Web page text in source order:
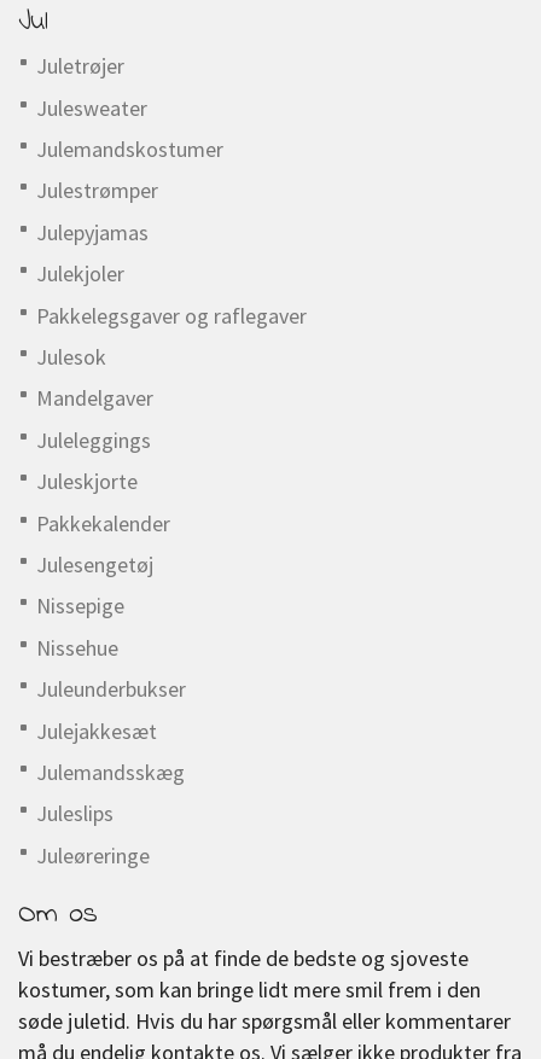
Jul
Juletrøjer
Julesweater
Julemandskostumer
Julestrømper
Julepyjamas
Julekjoler
Pakkelegsgaver og raflegaver
Julesok
Mandelgaver
Juleleggings
Juleskjorte
Pakkekalender
Julesengetøj
Nissepige
Nissehue
Juleunderbukser
Julejakkesæt
Julemandsskæg
Juleslips
Juleøreringe
Om os
Vi bestræber os på at finde de bedste og sjoveste
kostumer, som kan bringe lidt mere smil frem i den
søde juletid. Hvis du har spørgsmål eller kommentarer
må du endelig kontakte os. Vi sælger ikke produkter fra